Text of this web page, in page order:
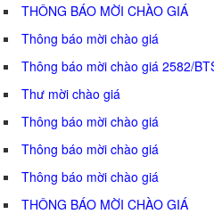
THÔNG BÁO MỜI CHÀO GIÁ
Thông báo mời chào giá
Thông báo mời chào giá 2582/
Thư mời chào giá
Thông báo mời chào giá
Thông báo mời chào giá
Thông báo mời chào giá
THÔNG BÁO MỜI CHÀO GIÁ